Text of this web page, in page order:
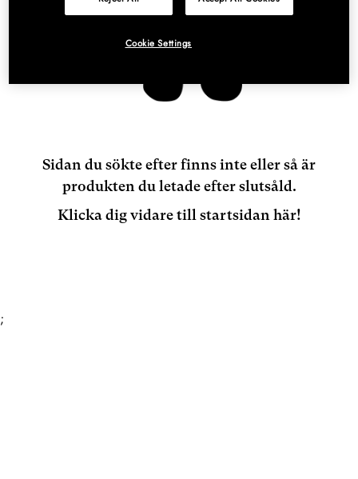
Sidan du sökte efter finns inte eller så är
produkten du letade efter slutsåld.
Klicka dig vidare till startsidan här!
;
Cookie Settings